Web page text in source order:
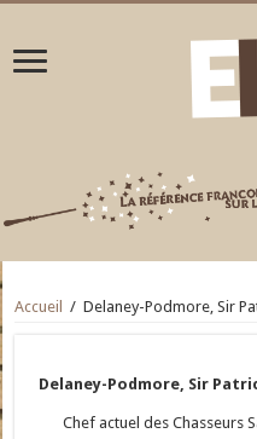
Accueil / Delaney-Podmore, Sir
Delaney-Podmore, Sir
Chef actuel des Chasseurs